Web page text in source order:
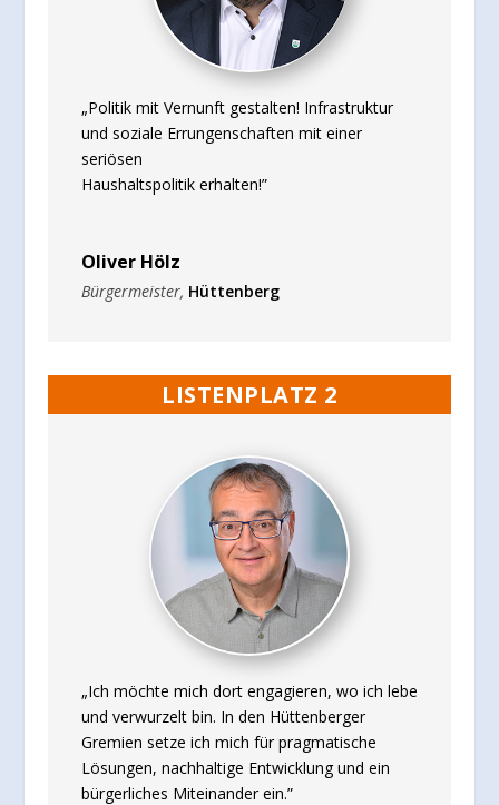
„Politik mit Vernunft gestalten! Infrastruktur
und soziale Errungenschaften mit einer
seriösen
Haushaltspolitik erhalten!”
Oliver Hölz
Bürgermeister, Hüttenberg
LISTENPLATZ 2
„Ich möchte mich dort engagieren, wo ich lebe
und verwurzelt bin. In den Hüttenberger
Gremien setze ich mich für pragmatische
Lösungen, nachhaltige Entwicklung und ein
bürgerliches Miteinander ein.”